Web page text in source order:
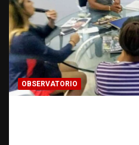
OBSERVATORIO